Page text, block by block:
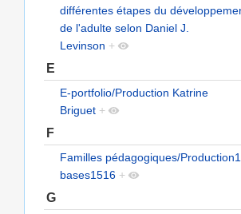
différentes étapes du
de l'adulte selon Daniel J.
Levinson +
E
E-portfolio/Production Katrine
Briguet +
F
Familles pédagogiques/Production1
bases1516 +
G